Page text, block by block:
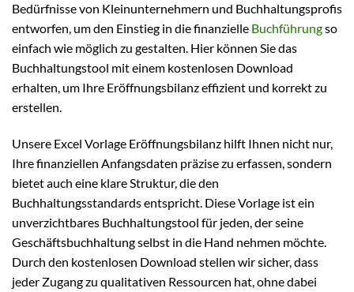
Bedürfnisse von Kleinunternehmern und Buchhaltungsprofis
entworfen, um den Einstieg in die finanzielle Buchführungso
einfach wie möglich zu gestalten. Hier können Sie das
Buchhaltungstool mit einem kostenlosen Download
erhalten, um Ihre Eröffnungsbilanz effizient und korrekt zu
erstellen.
Unsere Excel Vorlage Eröffnungsbilanz hilft Ihnen nicht nur,
Ihre finanziellen Anfangsdaten präzise zu erfassen, sondern
bietet auch eine klare Struktur, die den
Buchhaltungsstandards entspricht. Diese Vorlage ist ein
unverzichtbares Buchhaltungstool für jeden, der seine
Geschäftsbuchhaltung selbst in die Hand nehmen möchte.
Durch den kostenlosen Download stellen wir sicher, dass
jeder Zugang zu qualitativen Ressourcen hat, ohne dabei